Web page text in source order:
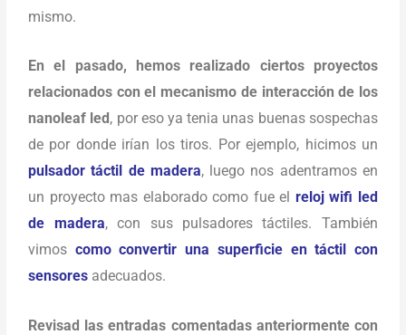
mismo.
En el pasado, hemos realizado ciertos proyectos
relacionados con el mecanismo de interacción de los
nanoleaf led , por eso ya tenia unas buenas sospechas
de por donde irían los tiros. Por ejemplo, hicimos un
pulsador táctil de madera, luego nos adentramos en
un proyecto mas elaborado como fue el reloj wifi led
de madera, con sus pulsadores táctiles. También
vimos como convertir una superficie en táctil con
sensores adecuados.
Revisad las entradas comentadas anteriormente con